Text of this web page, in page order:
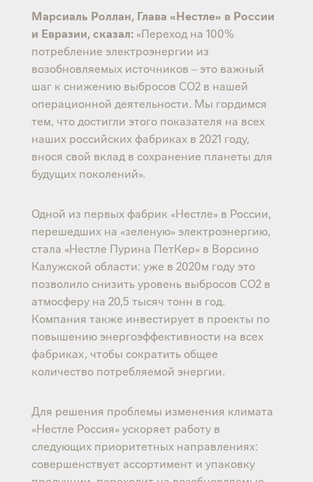
Марсиаль Роллан, Глава «Нестле» в России
и Евразии, сказал: «Переход на 100%
потребление электроэнергии из
возобновляемых источников – это важный
шаг к снижению выбросов CO2 в нашей
операционной деятельности. Мы гордимся
тем, что достигли этого показателя на всех
наших российских фабриках в 2021 году,
внося свой вклад в сохранение планеты для
будущих поколений».
Одной из первых фабрик «Нестле» в России,
перешедших на «зеленую» электроэнергию,
стала «Нестле Пурина ПетКер» в Ворсино
Калужской области: уже в 2020м году это
позволило снизить уровень выбросов СО2 в
атмосферу на 20,5 тысяч тонн в год.
Компания также инвестирует в проекты по
повышению энергоэффективности на всех
фабриках, чтобы сократить общее
количество потребляемой энергии.
Для решения проблемы изменения климата
«Нестле Россия» ускоряет работу в
следующих приоритетных направлениях:
совершенствует ассортимент и упаковку